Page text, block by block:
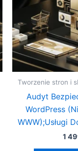
Tworzenie stron i
Audyt
WordPress
WWW);Usługi
1